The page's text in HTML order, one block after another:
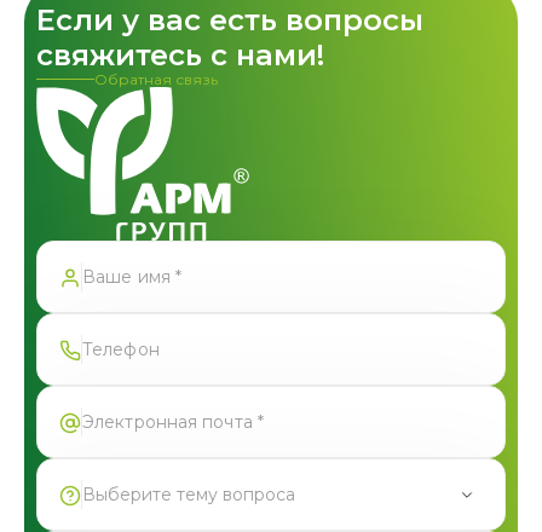
Если у вас есть вопросы
свяжитесь с нами!
Обратная связь
Выберите тему вопроса
Форма успешно отправлена